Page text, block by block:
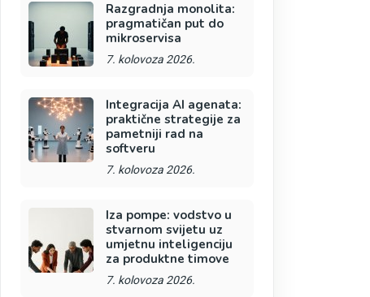
Razgradnja monolita:
pragmatičan put do
mikroservisa
7. kolovoza 2026.
Integracija AI agenata:
praktične strategije za
pametniji rad na
softveru
7. kolovoza 2026.
Iza pompe: vodstvo u
stvarnom svijetu uz
umjetnu inteligenciju
za produktne timove
7. kolovoza 2026.